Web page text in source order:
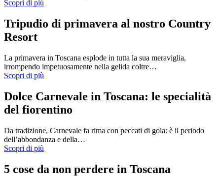
Scopri di più
Tripudio di primavera al nostro Country
Resort
La primavera in Toscana esplode in tutta la sua meraviglia,
irrompendo impetuosamente nella gelida coltre…
Scopri di più
Dolce Carnevale in Toscana: le specialità
del fiorentino
Da tradizione, Carnevale fa rima con peccati di gola: è il periodo
dell’abbondanza e della…
Scopri di più
5 cose da non perdere in Toscana